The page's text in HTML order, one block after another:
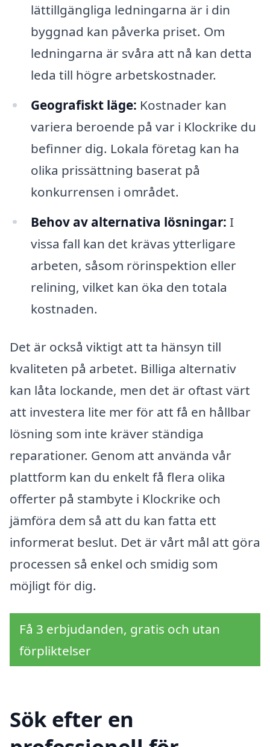
lättillgängliga ledningarna är i din
byggnad kan påverka priset. Om
ledningarna är svåra att nå kan detta
leda till högre arbetskostnader.
Geografiskt läge: Kostnader kan
variera beroende på var i Klockrike du
befinner dig. Lokala företag kan ha
olika prissättning baserat på
konkurrensen i området.
Behov av alternativa lösningar: I
vissa fall kan det krävas ytterligare
arbeten, såsom rörinspektion eller
relining, vilket kan öka den totala
kostnaden.
Det är också viktigt att ta hänsyn till
kvaliteten på arbetet. Billiga alternativ
kan låta lockande, men det är oftast värt
att investera lite mer för att få en hållbar
lösning som inte kräver ständiga
reparationer. Genom att använda vår
plattform kan du enkelt få flera olika
offerter på stambyte i Klockrike och
jämföra dem så att du kan fatta ett
informerat beslut. Det är vårt mål att göra
processen så enkel och smidig som
möjligt för dig.
Få 3 erbjudanden, gratis och utan
förpliktelser
Sök efter en